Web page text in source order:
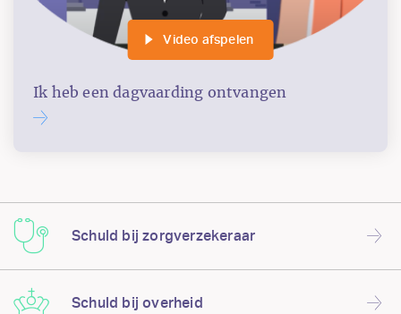
Video afspelen
Ik heb een dagvaarding ontvangen
Schuld bij zorgverzekeraar
Schuld bij overheid